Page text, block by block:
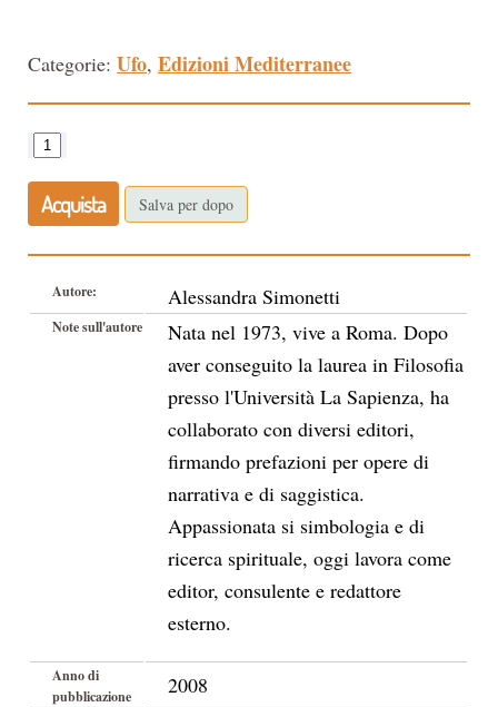
Categorie: Ufo, Edizioni Mediterranee
Acquista Salva per dopo
Autore: Alessandra Simonetti
Note sull'autore
Nata nel 1973, vive a Roma. Dopo
aver conseguito la laurea in Filosofia
presso l'Università La Sapienza, ha
collaborato con diversi editori,
firmando prefazioni per opere di
narrativa e di saggistica.
Appassionata si simbologia e di
ricerca spirituale, oggi lavora come
editor, consulente e redattore
esterno.
Anno di
pubblicazione
2008